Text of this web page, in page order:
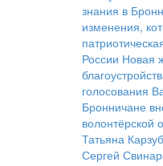
знания в
изменения,
России Новая
голосования
Бронничане
волонтёрской
Татьяна
Сергей